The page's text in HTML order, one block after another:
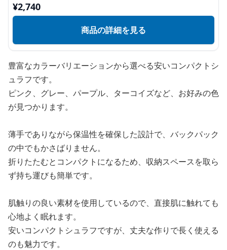
¥2,740
商品の詳細を見る
豊富なカラーバリエーションから選べる安いコンパクトシ
ュラフです。
ピンク、グレー、パープル、ターコイズなど、お好みの色
が見つかります。
薄手でありながら保温性を確保した設計で、バックパック
の中でもかさばりません。
折りたたむとコンパクトになるため、収納スペースを取ら
ず持ち運びも簡単です。
肌触りの良い素材を使用しているので、直接肌に触れても
心地よく眠れます。
安いコンパクトシュラフですが、丈夫な作りで長く使える
のも魅力です。